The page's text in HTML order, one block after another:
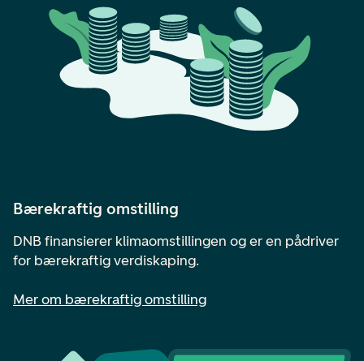
Bærekraftig omstilling
DNB finansierer klimaomstillingen og er en pådriver
for bærekraftig verdiskaping.
Mer om bærekraftig omstilling